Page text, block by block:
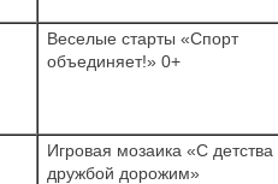
Веселые старты «Спорт
объединяет!» 0+
Игровая мозаика «С детства
дружбой дорожим»